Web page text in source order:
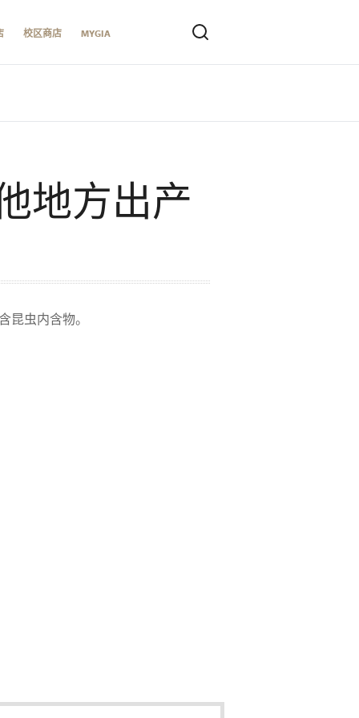
校区商店 MYGIA
地方出产
昆虫内含物。